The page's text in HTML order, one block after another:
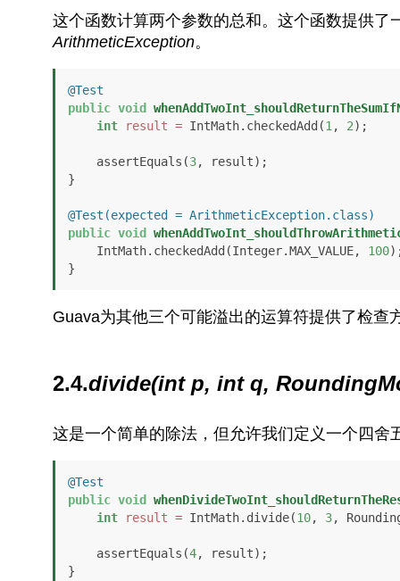
这个函数计算两个参数的总和。这个函数提供了
ArithmeticException。
@Test
public void
int
result = IntMath.checkedAdd(1 , 2);
    assertEquals(
3, result);
}
@Test(expected = ArithmeticException.class)
public void
    IntMath.checkedAdd(Integer.MAX_VALUE,
100
Guava为其他三个可能溢出的运算符提供了检查
2.4.divide(int p, int q,
这是一个简单的除法，但允许我们定义一个四舍
@Test
public void
int
result = IntMath.divide(10, 3,
    assertEquals(
4, result);
}